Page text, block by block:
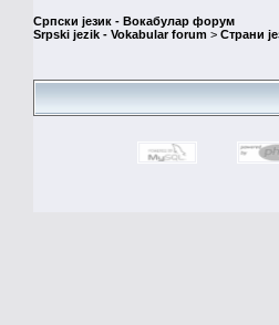
Српски језик - Вокабулар форум
Srpski jezik - Vokabular forum > Страни